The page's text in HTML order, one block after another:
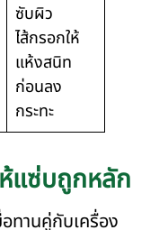
ซับผิว
ไส้กรอกให้
แห้งสนิท
ก่อนลง
กระทะ
ห้แซ่บถูกหลัก
ทานคู่กับเครื่อง